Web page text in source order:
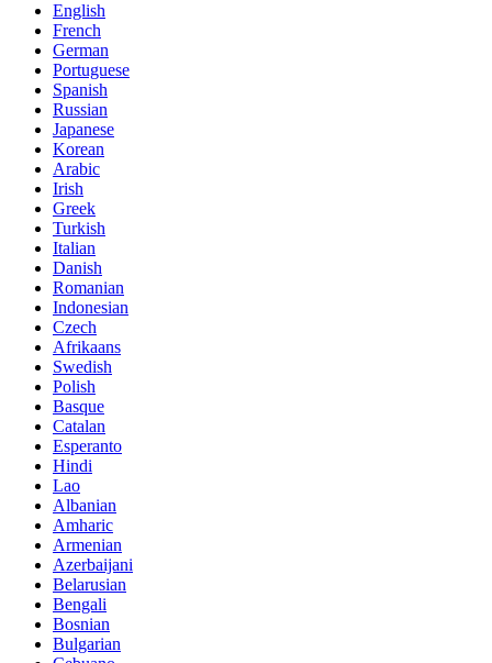
English
French
German
Portuguese
Spanish
Russian
Japanese
Korean
Arabic
Irish
Greek
Turkish
Italian
Danish
Romanian
Indonesian
Czech
Afrikaans
Swedish
Polish
Basque
Catalan
Esperanto
Hindi
Lao
Albanian
Amharic
Armenian
Azerbaijani
Belarusian
Bengali
Bosnian
Bulgarian